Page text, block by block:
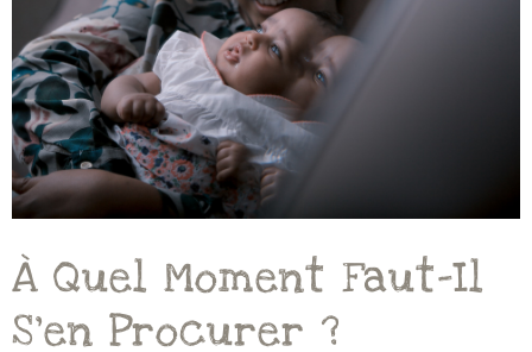
À Quel Moment Faut-Il
S’en Procurer ?